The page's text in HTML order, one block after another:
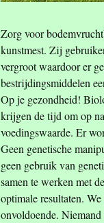
Zorg voor
kunstmest. Zij
vergroot waardoor er
bestrijdingsmiddelen
Op je gezondheid!
krijgen de tijd om op
voedingswaarde. Er
Geen genetische
geen gebruik van
samen te werken met
optimale resultaten.
onvoldoende.